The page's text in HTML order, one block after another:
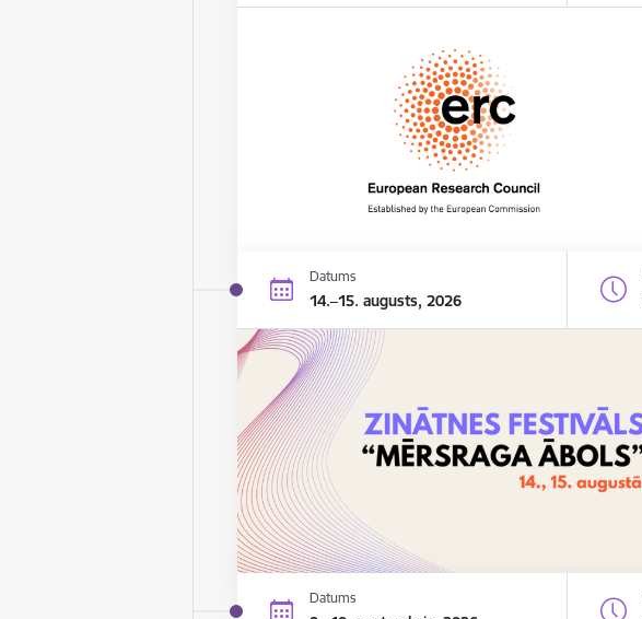
Datums
14.–15. augusts, 2026
Datums